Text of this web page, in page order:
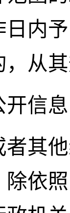
日内
从
开信息
者其
依